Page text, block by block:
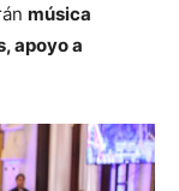
música
apoyo a